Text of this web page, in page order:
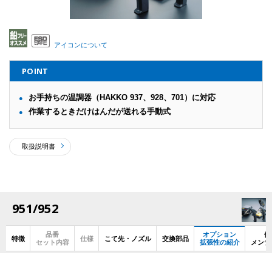
アイコンについて
POINT
お手持ちの温調器（HAKKO 937、928、701）に対応
作業するときだけはんだが送れる手動式
取扱説明書
951/952
特徴
品番
セット内容
仕様 こて先・ノズル 交換部品
オプション
拡張性の紹介
使
メン